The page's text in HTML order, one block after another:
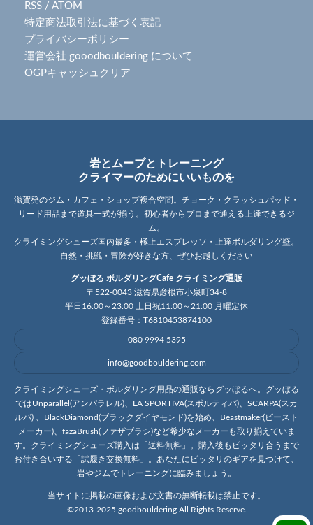
RSS / ATOM
特定商法取引法に基づく表記
プライバシーポリシー
運営会社 gooodbouldering について
OGPキャッシュクリア
岩とムーブとトレーニング
クライマーのためにいいものを
滋賀発のジム・カフェ・ショップ複合空間。チョーク・クラッシュパッド・
リード用品まで道具一式が揃う。初心者からプロまで通える上達できるジ
ム。
クライミングシューズ国内最多・極上エスプレッソ・上達ボルダリング壁。
自然・挑戦・冒険が好きな方、ぜひお越しください
グッぼる ボルダリングCafe クライミング通販
〒522-0043 滋賀県彦根市小泉町34-8
平日16:00～23:00 土日祝11:00～21:00 月曜定休
登録番号：T6810453874100
080 9994 5395
info@goodbouldering.com
クライミングシューズ・ボルダリング用品の通販ならグッぼるへ。グッぼる
ではUnparallel(アンパラレル)、LA SPORTIVA(スポルティバ)、SCARPA(スカ
ルパ) 、BlackDiamond(ブラックダイヤモンド)を始め、Beastmaker(ビースト
メーカー)、fazaBrush(ファザブラシ)など希少なメーカーも取り揃えていま
す。クライミングシューズ購入は「送料無料」。購入後もピッタリ合うまで
お付き合いする「試履き交換無料」。あなたにピッタリのギアを見つけて、
岩やジムでトレーニングに臨みましょう。
当サイトに掲載の画像および文書の無断転載は禁止です。
©2013-2025 goodbouldering All Rights Reserve.